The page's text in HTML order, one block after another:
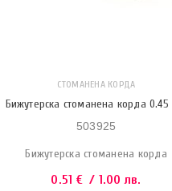
СТОМАНЕНА КОРДА
Бижутерска стоманена корда 0.45
503925
Бижутерска стоманена корда
0.51 € / 1.00 лв.